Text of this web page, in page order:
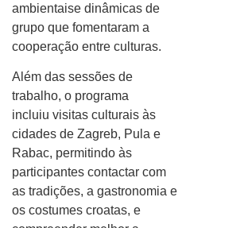
ambientaise dinâmicas de
grupo que fomentaram a
cooperação entre culturas.
Além das sessões de
trabalho, o programa
incluiu visitas culturais às
cidades de Zagreb, Pula e
Rabac, permitindo às
participantes contactar com
as tradições, a gastronomia e
os costumes croatas, e